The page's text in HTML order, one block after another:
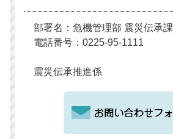
部署名：危機管理部 震災伝承課
電話番号：0225-95-1111
震災伝承推進係